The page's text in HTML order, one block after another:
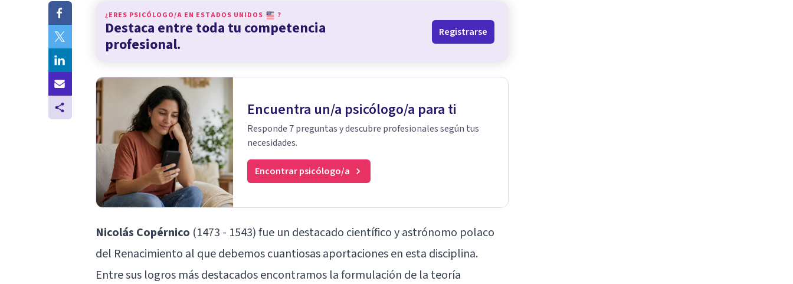
¿ERES PSICÓLOGO/A EN ESTADOS UNIDOS ?
Destaca entre toda tu competencia
profesional.
Registrarse
Encuentra un/a psicólogo/a para ti
Responde 7 preguntas y descubre profesionales según tus
necesidades.
Encontrar psicólogo/a
Nicolás Copérnico (1473 - 1543) fue un destacado científico y astrónomo polaco
del Renacimiento al que debemos cuantiosas aportaciones en esta disciplina.
Entre sus logros más destacados encontramos la formulación de la teoría